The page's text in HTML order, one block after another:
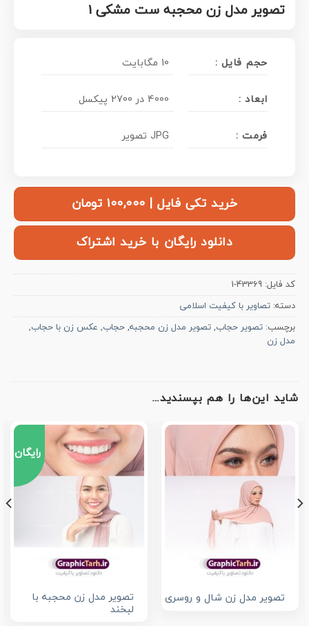
تصویر مدل زن محجبه ست مشکی 1
حجم فایل : 10 مگابایت
ابعاد : 4000 در 2700 پیکسل
فرمت : JPG تصویر
خرید تکی فایل | ۱۰۰,۰۰۰ تومان
دانلود رایگان با خرید اشتراک
کد فایل: 43369-1
دسته: تصاویر با کیفیت اسلامی
برچسب: تصویر حجاب, تصویر مدل زن محجبه, حجاب, عکس زن با حجاب,
مدل زن
شاید این‌ها را هم بپسندید…
تصویر مدل زن شال و روسری
رایگان
تصویر مدل زن محجبه با
لبخند